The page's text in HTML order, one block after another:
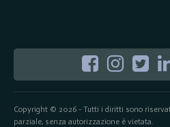
Copyright © 2026 - Tutti i diritti sono
parziale, senza autorizzazione è vietata.